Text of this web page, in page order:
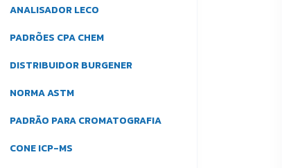
ANALISADOR LECO
PADRÕES CPA CHEM
DISTRIBUIDOR BURGENER
NORMA ASTM
PADRÃO PARA CROMATOGRAFIA
CONE ICP-MS